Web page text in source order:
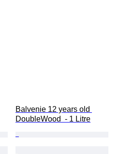
Balvenie 12 years old
DoubleWood  - 1 Litre